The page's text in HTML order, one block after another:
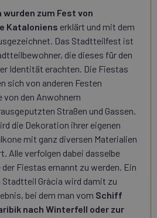
zum Fest von
Kataloniens erklärt und mit dem
Das Stadtteilfest ist
die dieses für den
Identität erachten. Die Fiestas
sich von anderen Festen
von den Anwohnern
Straßen und Gassen.
die Dekoration ihrer eigenen
mit ganz diversen Materialien
Alle verfolgen dabei dasselbe
Fiestas ernannt zu werden. Ein
Stadtteil Gràcia wird damit zu
bei dem man vom Schiff
nach Winterfell oder zur